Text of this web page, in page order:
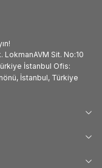
LokmanAVM Sit. No:10
İstanbul Ofis:
İstanbul, Türkiye